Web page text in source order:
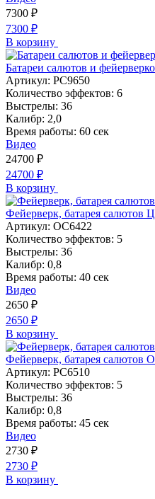
7300 ₽
7300 ₽
В корзину
Батареи салютов и
Артикул: РС9650
Количество эффектов: 6
Выстрелы: 36
Калибр: 2,0
Время работы: 60 сек
Видео
24700 ₽
24700 ₽
В корзину
Фейерверк, батарея салютов
Артикул: ОС6422
Количество эффектов: 5
Выстрелы: 36
Калибр: 0,8
Время работы: 40 сек
Видео
2650 ₽
2650 ₽
В корзину
Фейерверк, батарея
Артикул: РС6510
Количество эффектов: 5
Выстрелы: 36
Калибр: 0,8
Время работы: 45 сек
Видео
2730 ₽
2730 ₽
В корзину